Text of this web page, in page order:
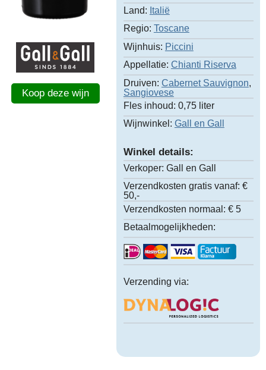
Koop deze wijn
Land: Italië
Regio: Toscane
Wijnhuis: Piccini
Appellatie: Chianti Riserva
Druiven: Cabernet Sauvignon,
Sangiovese
Fles inhoud: 0,75 liter
Wijnwinkel: Gall en Gall
Winkel details:
Verkoper: Gall en Gall
Verzendkosten gratis vanaf: €
50,-
Verzendkosten normaal: € 5
Betaalmogelijkheden:
Verzending via: